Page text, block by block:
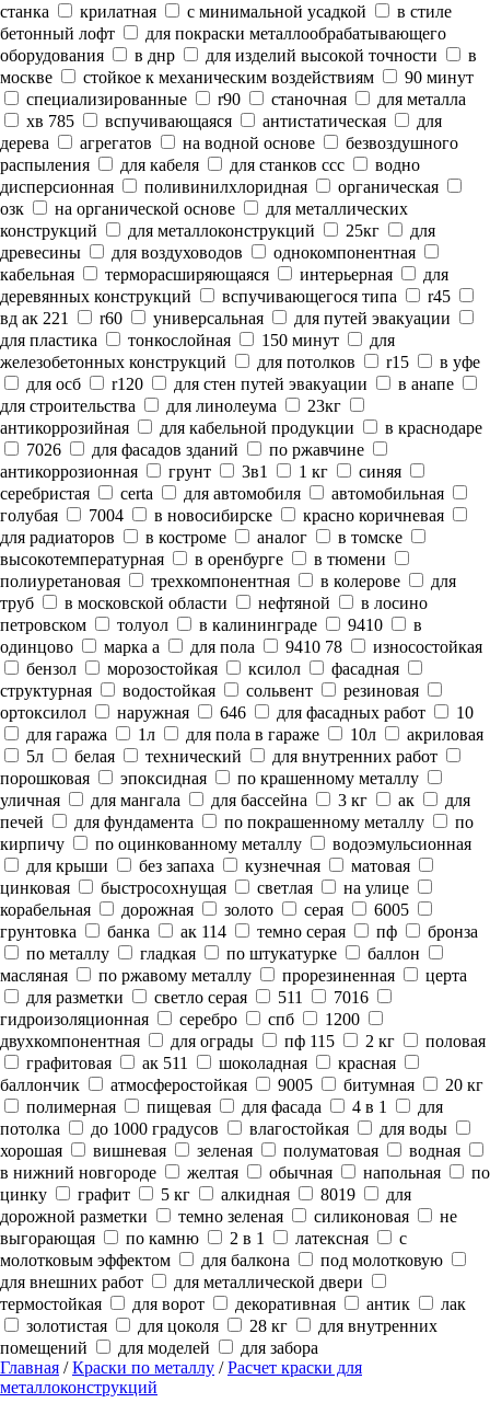
станка
крилатная с минимальной усадкой
в стиле
бетонный лофт
для покраски металлообрабатывающего
оборудования
в днр для изделий высокой точности
в
москве
стойкое к механическим воздействиям
90 минут
специализированные
r90 станочная
для металла
хв 785
вспучивающаяся антистатическая
для
дерева
агрегатов на водной основе
безвоздушного
распыления
для кабеля для станков ссс
водно
дисперсионная
поливинилхлоридная
органическая
озк
на органической основе
для металлических
конструкций
для металлоконструкций 25кг
для
древесины
для воздуховодов
однокомпонентная
кабельная
терморасширяющаяся интерьерная
для
деревянных конструкций
вспучивающегося типа
r45
вд ак 221
r60 универсальная
для путей эвакуации
для пластика
тонкослойная 150 минут
для
железобетонных конструкций
для потолков r15
в уфе
для осб
r120 для стен путей эвакуации
в анапе
для строительства
для линолеума
23кг
антикоррозийная
для кабельной продукции
в краснодаре
7026
для фасадов зданий
по ржавчине
антикоррозионная
грунт 3в1 1 кг
синяя
серебристая
certa для автомобиля
автомобильная
голубая
7004 в новосибирске
красно коричневая
для радиаторов
в костроме аналог
в томске
высокотемпературная
в оренбурге
в тюмени
полиуретановая
трехкомпонентная в колерове
для
труб
в московской области нефтяной
в лосино
петровском
толуол в калининграде 9410
в
одинцово
марка а для пола 9410 78
износостойкая
бензол
морозостойкая ксилол
фасадная
структурная
водостойкая сольвент
резиновая
ортоксилол
наружная 646 для фасадных работ
10
для гаража
1л для пола в гараже 10л
акриловая
5л
белая технический
для внутренних работ
порошковая
эпоксидная
по крашенному металлу
уличная
для мангала для бассейна 3 кг ак
для
печей
для фундамента по покрашенному металлу
по
кирпичу
по оцинкованному металлу
водоэмульсионная
для крыши
без запаха кузнечная
матовая
цинковая
быстросохнущая светлая
на улице
корабельная
дорожная золото серая
6005
грунтовка
банка ак 114 темно серая пф
бронза
по металлу
гладкая по штукатурке
баллон
масляная
по ржавому металлу прорезиненная
церта
для разметки
светло серая 511
7016
гидроизоляционная
серебро спб
1200
двухкомпонентная
для ограды пф 115 2 кг
половая
графитовая
ак 511 шоколадная
красная
баллончик
атмосферостойкая 9005 битумная
20 кг
полимерная
пищевая для фасада 4 в 1
для
потолка
до 1000 градусов влагостойкая
для воды
хорошая
вишневая зеленая полуматовая
водная
в нижний новгороде
желтая обычная напольная
по
цинку
графит 5 кг алкидная 8019
для
дорожной разметки
темно зеленая силиконовая
не
выгорающая
по камню 2 в 1 латексная
с
молотковым эффектом
для балкона
под молотковую
для внешних работ
для металлической двери
термостойкая
для ворот декоративная антик
лак
золотистая
для цоколя 28 кг
для внутренних
помещений
для моделей
для забора
Главная /Краски по металлу /Расчет краски для
металлоконструкций